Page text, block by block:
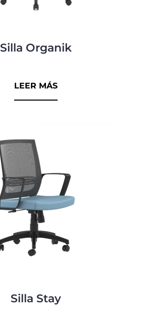
Silla Organik
d
e
LEER MÁS
Silla Stay